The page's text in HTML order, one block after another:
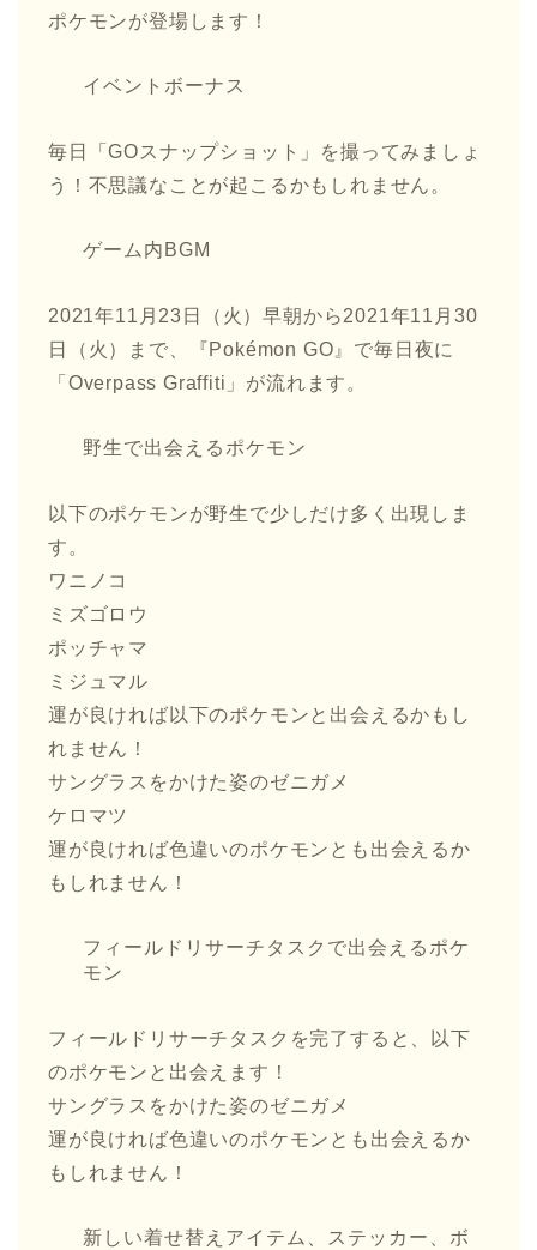
ポケモンが登場します！
イベントボーナス
毎日「GOスナップショット」を撮ってみましょ
う！不思議なことが起こるかもしれません。
ゲーム内BGM
2021年11月23日（火）早朝から2021年11月30
日（火）まで、『Pokémon GO』で毎日夜に
「Overpass Graffiti」が流れます。
野生で出会えるポケモン
以下のポケモンが野生で少しだけ多く出現しま
す。
ワニノコ
ミズゴロウ
ポッチャマ
ミジュマル
運が良ければ以下のポケモンと出会えるかもし
れません！
サングラスをかけた姿のゼニガメ
ケロマツ
運が良ければ色違いのポケモンとも出会えるか
もしれません！
フィールドリサーチタスクで出会えるポケ
モン
フィールドリサーチタスクを完了すると、以下
のポケモンと出会えます！
サングラスをかけた姿のゼニガメ
運が良ければ色違いのポケモンとも出会えるか
もしれません！
新しい着せ替えアイテム、ステッカー、ボ